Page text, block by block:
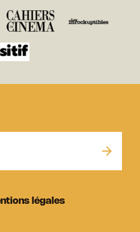
légales